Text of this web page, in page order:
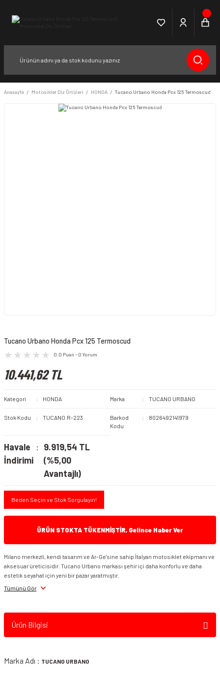
Anasayfa Motosiklet Diz Örtüleri HONDA Tucano Urbano Honda Pcx 125 Termoscud
Tucano Urbano Honda Pcx 125 Termoscud
0.0 Puan - 0 Yorum
10.441,62 TL
Kategori HONDA Marka TUCANO URBANO
Stok Kodu TUCANO.R-223
Barkod
Kodu
8026492141979
Havale
İndirimi
9.919,54 TL
(%5,00
Avantajlı)
Beden Seçin ve Stok Sorgulayın!
ÜRÜN STOKTA TÜKENMİŞTİR, Gelince Haber Ver
Milano merkezli, kendi tasarım ve Ar-Ge'sine sahip İtalyan motosiklet ekipmanı ve
aksesuar üreticisidir. Tucano Urbano markası şehir içi daha konforlu ve daha
estetik seyahat için yeni bir pazar yaratmıştır.
Tümünü Gör
Ürün Bilgisi
Marka Adı : TUCANO URBANO